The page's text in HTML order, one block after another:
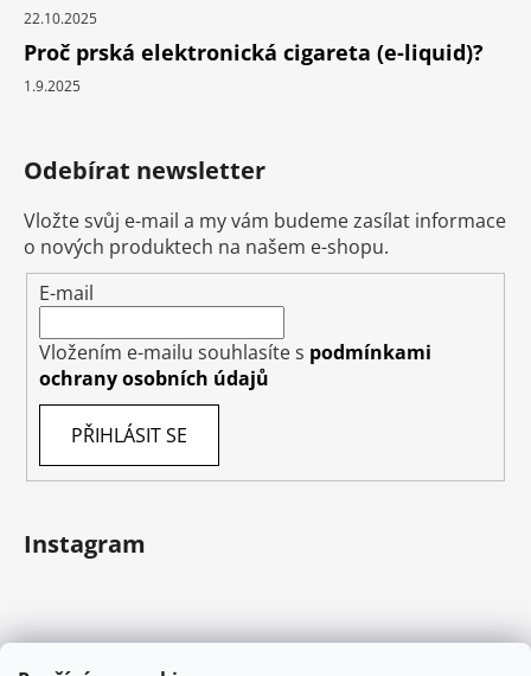
22.10.2025
Proč prská elektronická cigareta (e-liquid)?
1.9.2025
Odebírat newsletter
Vložte svůj e-mail a my vám budeme zasílat informace
o nových produktech na našem e-shopu.
E-mail
Vložením e-mailu souhlasíte s podmínkami
ochrany osobních údajů
PŘIHLÁSIT SE
Instagram